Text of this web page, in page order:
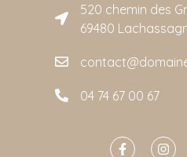
520 chemin des
69480
04 74 67 00 67